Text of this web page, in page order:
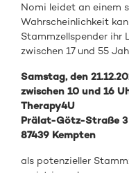
Nomi leidet an einem
Wahrscheinlichkeit
Stammzellspender ihr
zwischen 17 und 55
Samstag, den
zwischen 10 und 16
Therapy4U
Prälat-Götz-Straße 3
87439 Kempten
als potenzieller